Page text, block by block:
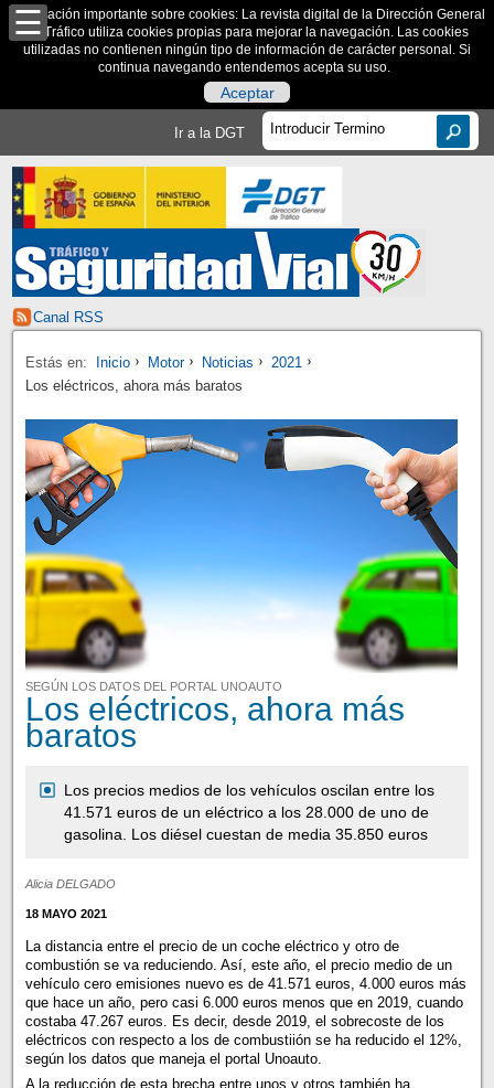
Información importante sobre cookies: La revista digital de la Dirección General
de Tráfico utiliza cookies propias para mejorar la navegación. Las cookies
utilizadas no contienen ningún tipo de información de carácter personal. Si
continua navegando entendemos acepta su uso.
Aceptar
Ir a la DGT
Canal RSS
Estás en: Inicio Motor Noticias
2021
Los eléctricos, ahora más baratos
SEGÚN LOS DATOS DEL PORTAL UNOAUTO
Los eléctricos, ahora más
baratos
Los precios medios de los vehículos oscilan entre los
41.571 euros de un eléctrico a los 28.000 de uno de
gasolina. Los diésel cuestan de media 35.850 euros
Alicia DELGADO
18 MAYO 2021
La distancia entre el precio de un coche eléctrico y otro de
combustión se va reduciendo. Así, este año, el precio medio de un
vehículo cero emisiones nuevo es de 41.571 euros, 4.000 euros más
que hace un año, pero casi 6.000 euros menos que en 2019, cuando
costaba 47.267 euros. Es decir, desde 2019, el sobrecoste de los
eléctricos con respecto a los de combustiión se ha reducido el 12%,
según los datos que maneja el portal Unoauto.
A la reducción de esta brecha entre unos y otros también ha